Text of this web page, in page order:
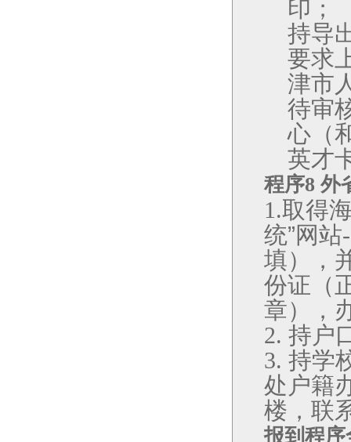
印；
持导
要求
津市
待审
心（
英才
程序8 外
1.取得
统”网站
填），
份证（
章），
2. 持户
3. 持学
处户籍
楼，联
报到程